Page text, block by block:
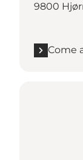
9800
Come